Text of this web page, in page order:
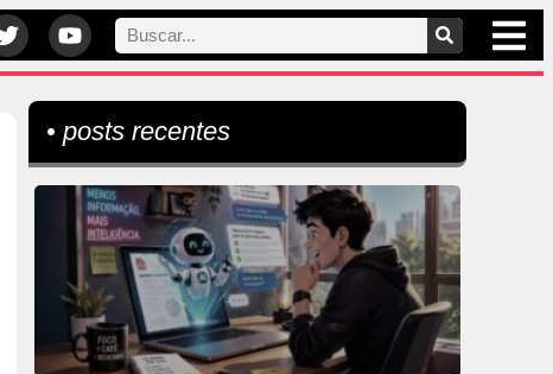
• posts recentes